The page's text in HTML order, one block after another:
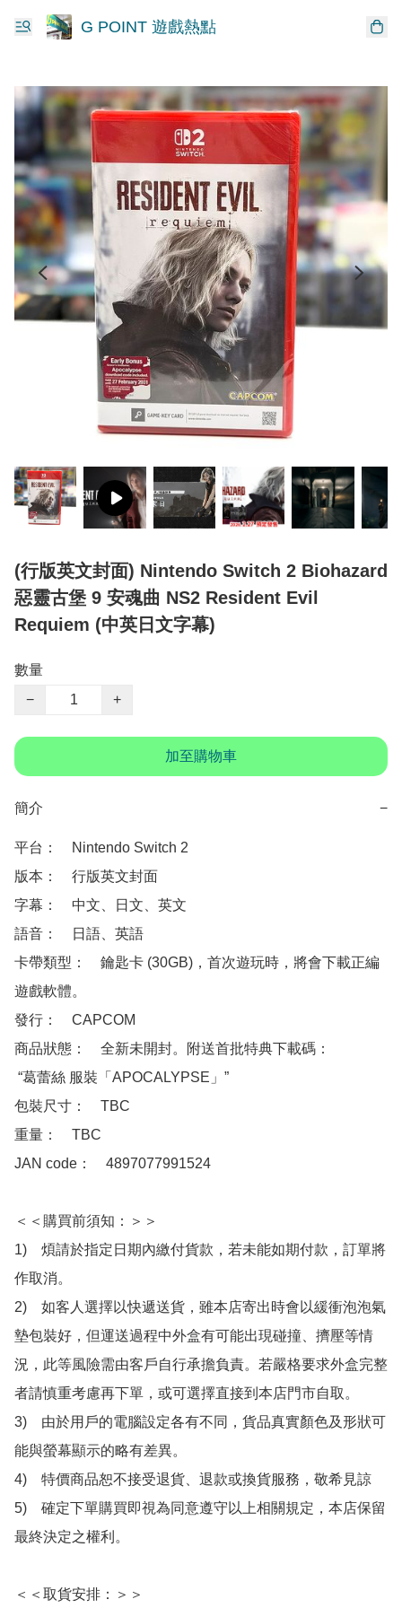
G POINT 遊戲熱點
(行版英文封面) Nintendo Switch 2 Biohazard
惡靈古堡 9 安魂曲 NS2 Resident Evil
Requiem (中英日文字幕)
數量
−
+
加至購物車
簡介 −
平台：　Nintendo Switch 2
版本：　行版英文封面
字幕：　中文、日文、英文
語音：　日語、英語
卡帶類型：　鑰匙卡 (30GB)，首次遊玩時，將會下載正編
遊戲軟體。
發行：　CAPCOM
商品狀態：　全新未開封。附送首批特典下載碼：
包裝尺寸：　TBC
重量：　TBC
JAN code：　4897077991524
＜＜購買前須知：＞＞
1)　煩請於指定日期內繳付貨款，若未能如期付款，訂單將
作取消。
2)　如客人選擇以快遞送貨，雖本店寄出時會以緩衝泡泡氣
墊包裝好，但運送過程中外盒有可能出現碰撞、擠壓等情
況，此等風險需由客戶自行承擔負責。若嚴格要求外盒完整
者請慎重考慮再下單，或可選擇直接到本店門市自取。
3)　由於用戶的電腦設定各有不同，貨品真實顏色及形狀可
能與螢幕顯示的略有差異。
4)　特價商品恕不接受退貨、退款或換貨服務，敬希見諒
5)　確定下單購買即視為同意遵守以上相關規定，本店保留
最終決定之權利。
＜＜取貨安排：＞＞